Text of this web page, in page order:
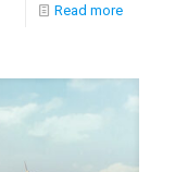
Read more